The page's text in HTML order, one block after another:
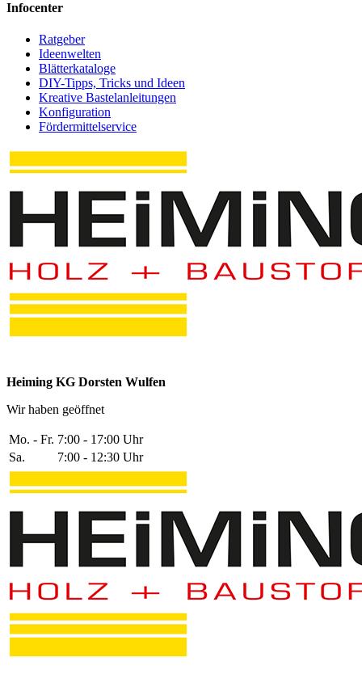
Infocenter
Ratgeber
Ideenwelten
Blätterkataloge
DIY-Tipps, Tricks und Ideen
Kreative Bastelanleitungen
Konfiguration
Fördermittelservice
Heiming KG Dorsten Wulfen
Wir haben geöffnet
Mo. - Fr. 7:00 - 17:00 Uhr
Sa.
7:00 - 12:30 Uhr